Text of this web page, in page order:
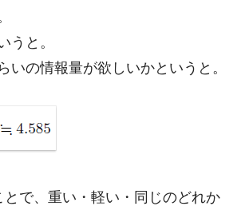
うと。
いの情報量が欲しいかというと。
とで、重い・軽い・同じのどれか